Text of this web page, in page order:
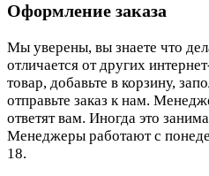
Оформление заказа
Мы уверены, вы знаете что
отличается от других
товар, добавьте в корзину,
отправьте заказ к нам.
ответят вам. Иногда это
Менеджеры работают с
18.